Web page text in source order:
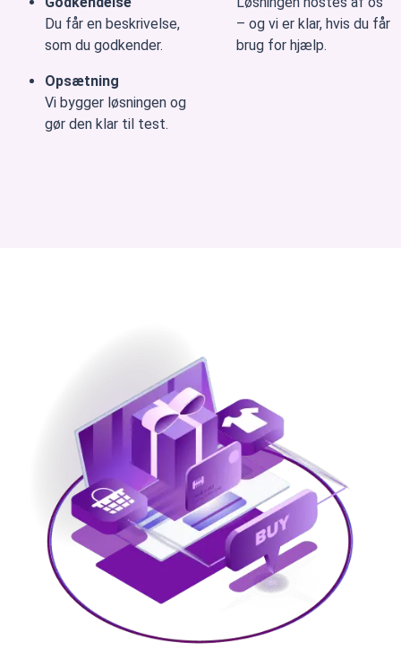
Du får en beskrivelse,
som du godkender.
Opsætning
Vi bygger løsningen og
gør den klar til test.
– og vi er klar, hvis du får
brug for hjælp.